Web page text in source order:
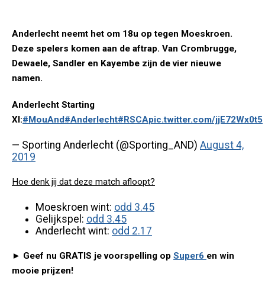
Anderlecht neemt het om 18u op tegen Moeskroen.
Deze spelers komen aan de aftrap. Van Crombrugge,
Dewaele, Sandler en Kayembe zijn de vier nieuwe
namen.
Anderlecht Starting
XI:#MouAnd#Anderlecht#RSCApic.twitter.com/jjE72Wx0t5
— Sporting Anderlecht (@Sporting_AND) August 4,
2019
Hoe denk jij dat deze match afloopt?
Moeskroen wint: odd 3.45
Gelijkspel: odd 3.45
Anderlecht wint: odd 2.17
► Geef nu GRATIS je voorspelling op Super6 en win
mooie prijzen!